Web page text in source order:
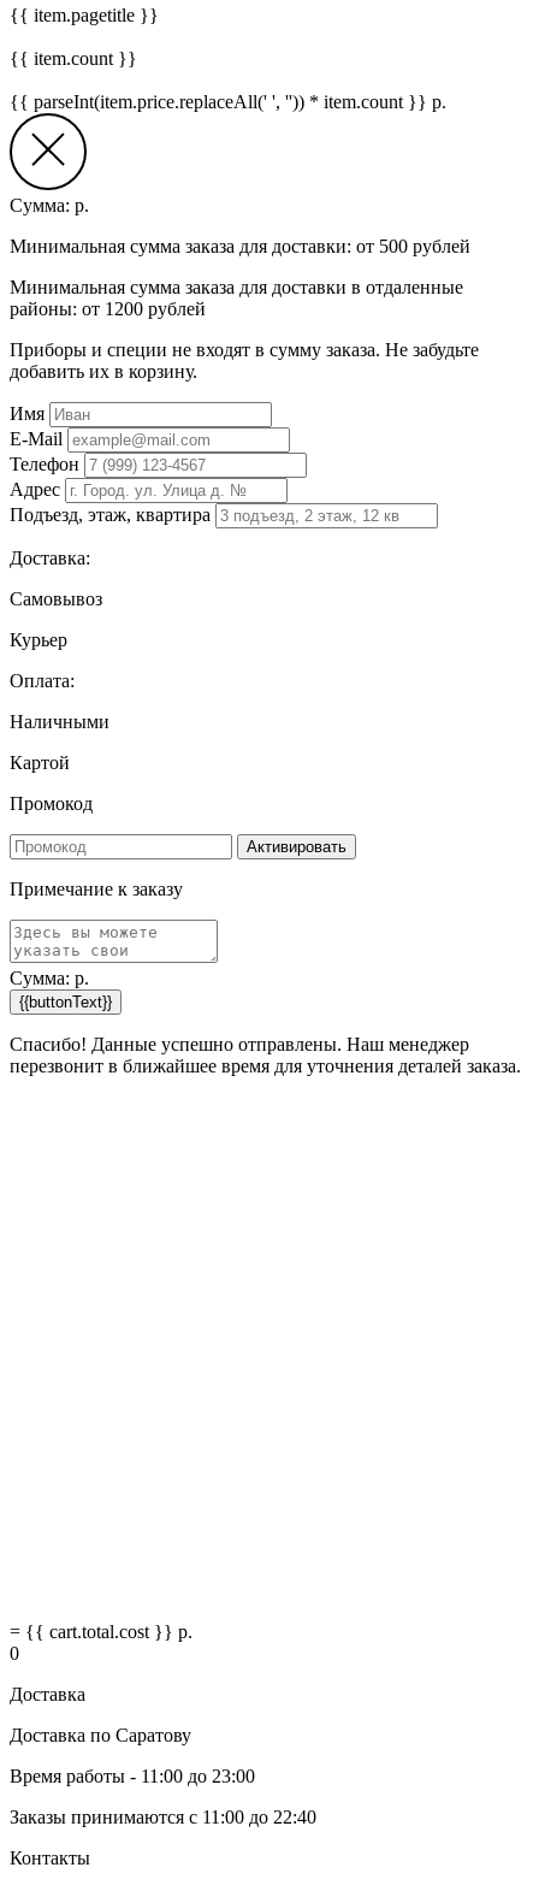
{{ item.pagetitle }}
{{ item.count }}
{{ parseInt(item.price.replaceAll(' ', '')) * item.count }} р.
Сумма: р.
Минимальная сумма заказа для доставки: от 500 рублей
Минимальная сумма заказа для доставки в отдаленные
районы: от 1200 рублей
Приборы и специи не входят в сумму заказа. Не забудьте
добавить их в корзину.
Имя
E-Mail
Телефон
Адрес
Подъезд, этаж, квартира
Доставка:
Самовывоз
Курьер
Оплата:
Наличными
Картой
Промокод
Активировать
Примечание к заказу
Сумма: р.
{{buttonText}}
Спасибо! Данные успешно отправлены. Наш менеджер
перезвонит в ближайшее время для уточнения деталей заказа.
= {{ cart.total.cost }} р.
0
Доставка
Доставка по Саратову
Время работы - 11:00 до 23:00
Заказы принимаются с 11:00 до 22:40
Контакты